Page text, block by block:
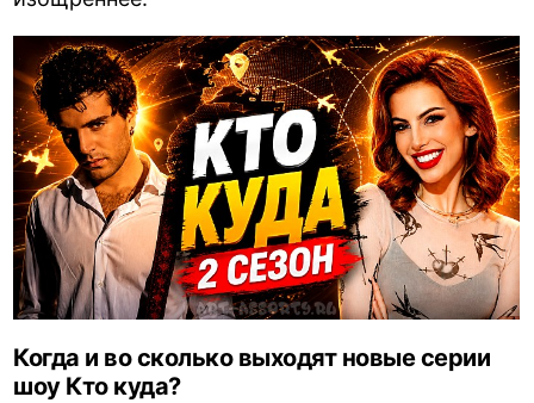
Когда и во сколько выходят новые серии
шоу Кто куда?